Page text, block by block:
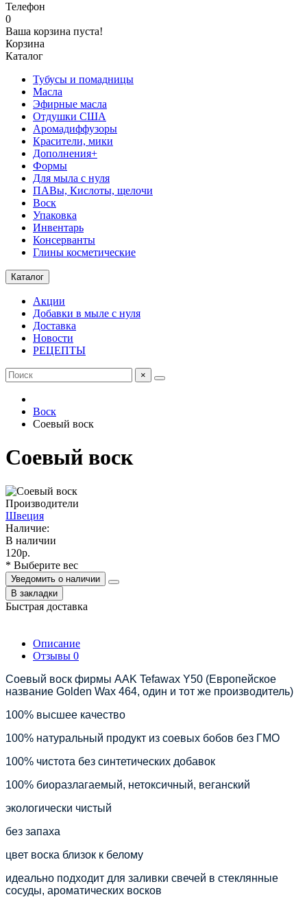
Телефон
0
Ваша корзина пуста!
Корзина
Каталог
Тубусы и помадницы
Масла
Эфирные масла
Отдушки США
Аромадиффузоры
Красители, мики
Дополнения+
Формы
Для мыла с нуля
ПАВы, Кислоты, щелочи
Воск
Упаковка
Инвентарь
Консерванты
Глины косметические
Каталог
Акции
Добавки в мыле с нуля
Доставка
Новости
РЕЦЕПТЫ
×
Воск
Соевый воск
Соевый воск
Производители
Швеция
Наличие:
В наличии
120р.
* Выберите вес
Уведомить о наличии
В закладки
Быстрая доставка
Описание
Отзывы 0
Соевый воск фирмы AAK Tefawax Y50 (Европейское
название Golden Wax 464, один и тот же производитель)
100% высшее качество
100% натуральный продукт из соевых бобов без ГМО
100% чистота без синтетических добавок
100% биоразлагаемый, нетоксичный, веганский
экологически чистый
без запаха
цвет воска близок к белому
идеально подходит для заливки свечей в стеклянные
сосуды, ароматических восков